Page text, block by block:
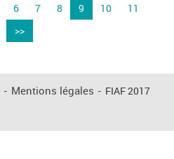
6 7 8 9 10
11
>>
- Mentions légales - FIAF 2017